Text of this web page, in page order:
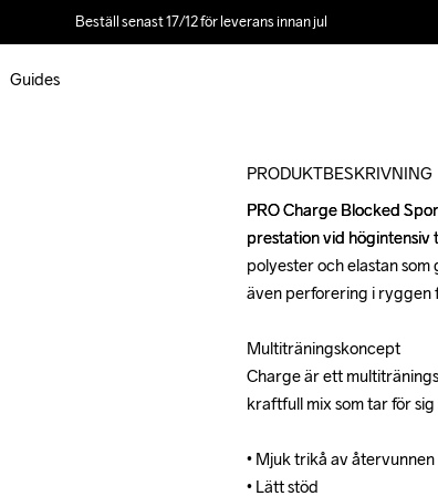
Beställ senast 17/12 för leverans innan jul
Guides
PRODUKTBESKRIVNING
PRO Charge Blocked
prestation vid
polyester och elastan
även perforering i ryggen
Multiträningskoncept
Charge är ett
kraftfull mix som tar för
• Mjuk trikå av
• Lätt stöd
PRO Charge Blocked
prestation vid
polyester och elastan
även perforering i ryggen
Multiträningskoncept
Charge är ett
kraftfull mix som tar för
• Mjuk trikå av
• Lätt stöd